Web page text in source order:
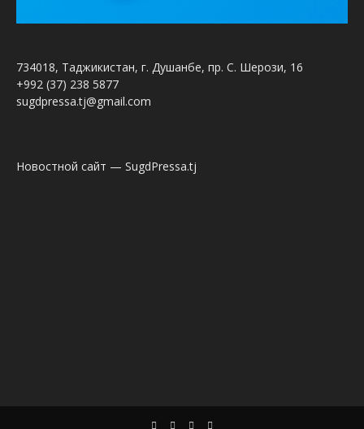
734018, Таджикистан, г. Душанбе, пр. С. Шерози, 16
+992 (37) 238 5877
sugdpressa.tj@gmail.com
Новостной сайт — SugdPressa.tj